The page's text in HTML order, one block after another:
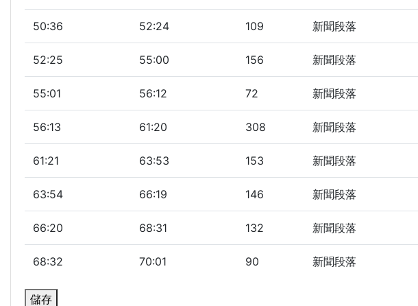
50:36 52:24 109 新聞段落
52:25 55:00 156 新聞段落
55:01 56:12 72 新聞段落
56:13 61:20 308 新聞段落
61:21 63:53 153 新聞段落
63:54 66:19 146 新聞段落
66:20 68:31 132 新聞段落
68:32 70:01 90 新聞段落
儲存